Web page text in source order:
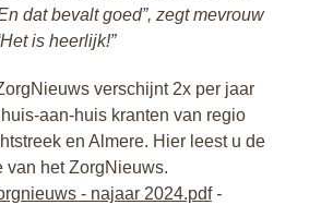
dat bevalt goed”, zegt mevrouw
is heerlijk!”
verschijnt 2x per jaar
aan-huis kranten van regio
en Almere. Hier leest u de
van het ZorgNieuws.
- najaar 2024.pdf